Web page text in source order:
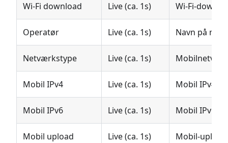
Wi-Fi download Live (ca. 1s) Wi-Fi-
Operatør Live (ca. 1s) Navn på
Netværkstype Live (ca. 1s)
Mobil IPv4 Live (ca. 1s) Mobil IPv4-
Mobil IPv6 Live (ca. 1s) Mobil IPv6-
Mobil upload Live (ca. 1s) Mobil-